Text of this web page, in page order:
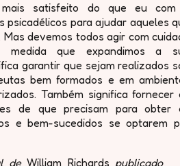
mais satisfeito do que eu
psicadélicos para ajudar aqueles
devemos todos agir com
medida que expandimos a
garantir que sejam realizados
bem formados e em
Também significa fornecer
de que precisam para obter
e bem-sucedidos se optarem
deWilliam Richards publicado